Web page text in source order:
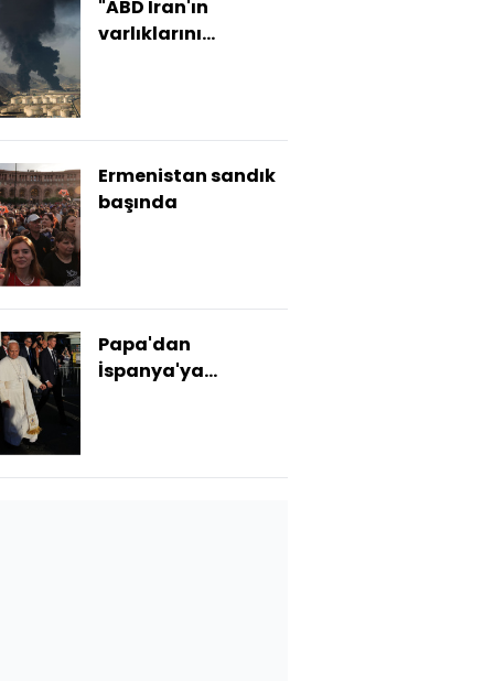
"ABD İran'ın
varlıklarını
Ermenistan sandık
başında
Papa'dan
İspanya'ya